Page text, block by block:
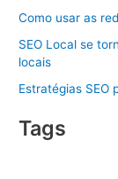
Como usar as
SEO Local se
locais
Estratégias SEO
Tags